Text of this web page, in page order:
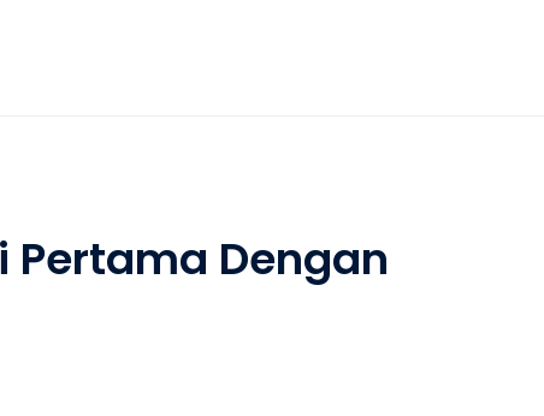
Pertama Dengan